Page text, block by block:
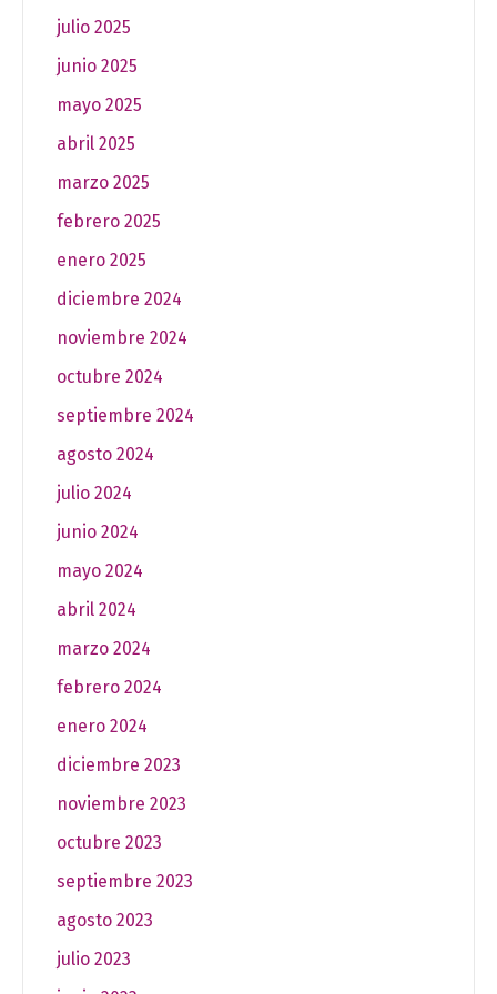
julio 2025
junio 2025
mayo 2025
abril 2025
marzo 2025
febrero 2025
enero 2025
diciembre 2024
noviembre 2024
octubre 2024
septiembre 2024
agosto 2024
julio 2024
junio 2024
mayo 2024
abril 2024
marzo 2024
febrero 2024
enero 2024
diciembre 2023
noviembre 2023
octubre 2023
septiembre 2023
agosto 2023
julio 2023